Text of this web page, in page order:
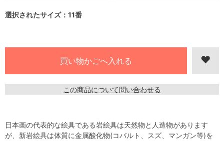
選択されたサイズ：11番
この商品について問い合わせる
日本画の代表的な絵具である岩絵具は天然物と人造物があります
が、新岩絵具は体質に金属酸化物(コバルト、スズ、マンガン等)を